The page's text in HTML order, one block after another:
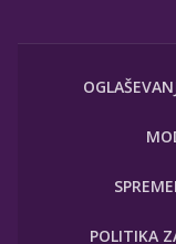
POLITIKA